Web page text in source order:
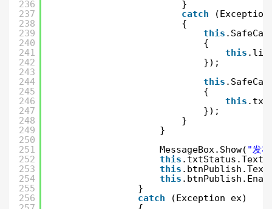
236
237
238
239
240
241
242
243
244
245
246
247
248
249
250
251
252
253
254
255
256
}
catch
(Exception
{
this
{
this
});
this
{
this
});
}
}
MessageBox.Show( "发
this .txtStatus.Text
this
this
}
catch
(Exception ex)